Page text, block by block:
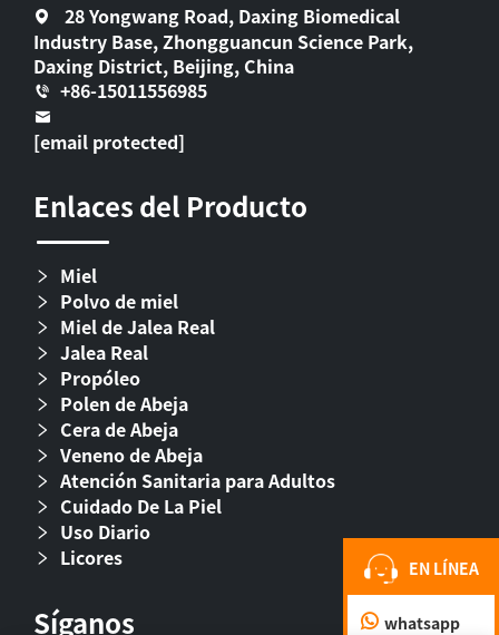
EN LÍNEA
whatsapp
28 Yongwang Road, Daxing Biomedical
Industry Base, Zhongguancun Science Park,
Daxing District, Beijing, China
+86-15011556985
[email protected]
Enlaces del Producto
Miel
Polvo de miel
Miel de Jalea Real
Jalea Real
Propóleo
Polen de Abeja
Cera de Abeja
Veneno de Abeja
Atención Sanitaria para Adultos
Cuidado De La Piel
Uso Diario
Licores
Síganos